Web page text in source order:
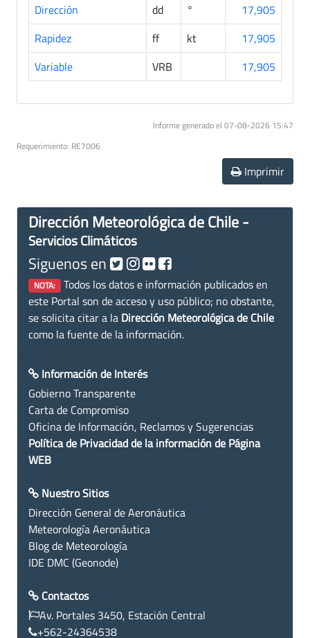
Dirección dd °
17,905
Rapidez
ff kt
17,905
Variable
VRB 17,905
Informe generado el 07-08-2026 15:47
Requerimiento: RE7006
Imprimir
Dirección Meteorológica de Chile -
Servicios Climáticos
Siguenos en
NOTA: Todos los datos e información publicados en
este Portal son de acceso y uso público; no obstante,
se solicita citar a la Dirección Meteorológica de Chile
como la fuente de la información.
Información de Interés
Gobierno Transparente
Carta de Compromiso
Oficina de Información, Reclamos y Sugerencias
Política de Privacidad de la información de Página
WEB
Nuestro Sitios
Dirección General de Aeronáutica
Meteorología Aeronáutica
Blog de Meteorología
IDE DMC (Geonode)
Contactos
Av. Portales 3450, Estación Central
+562-24364538